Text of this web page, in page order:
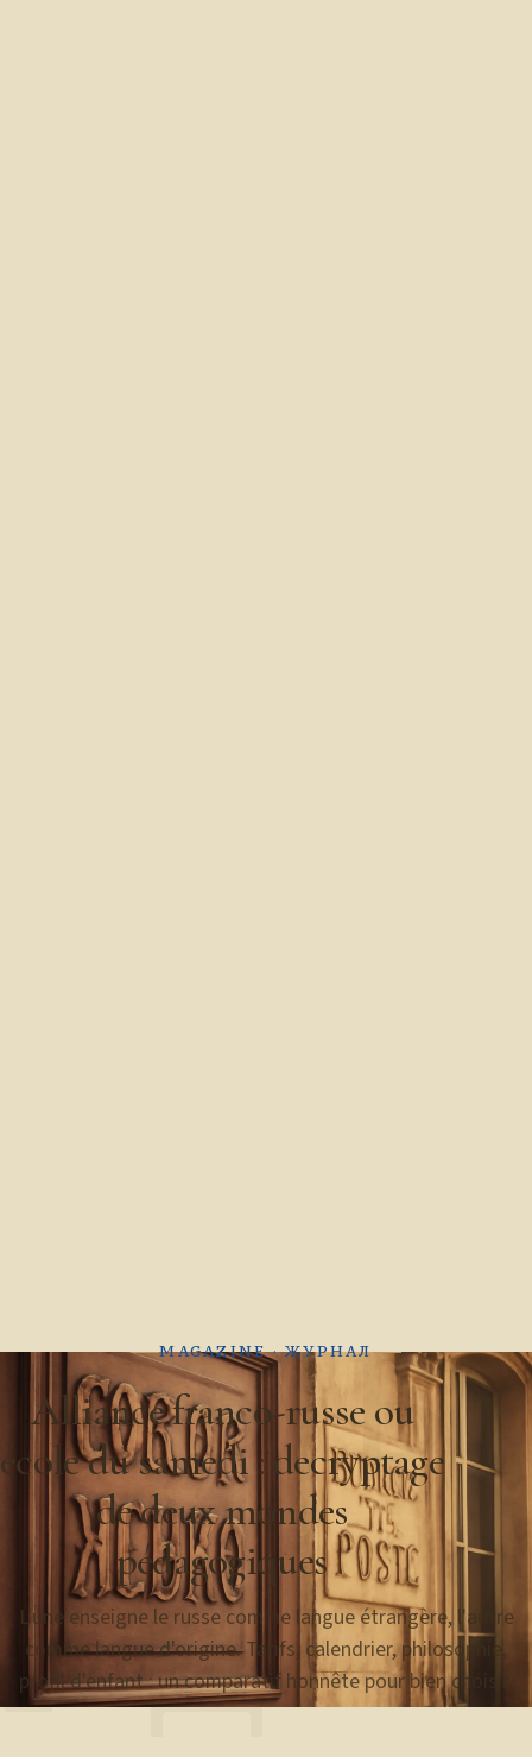
А Б В
Г Д
MAGAZINE · ЖУРНАЛ
Alliance franco-russe ou
école du samedi : decryptage
de deux mondes
pédagogiques
L'une enseigne le russe comme langue étrangère, l'autre
comme langue d'origine. Tarifs, calendrier, philosophie,
profil d'enfant : un comparatif honnête pour bien choisir.